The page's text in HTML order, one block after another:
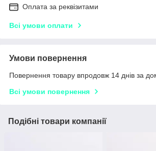
Оплата за реквізитами
Всі умови оплати
Умови повернення
Повернення товару впродовж 14 днів за
Всі умови повернення
Подібні товари компанії